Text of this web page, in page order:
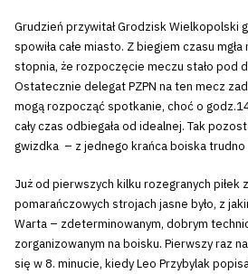
Grudzień przywitał Grodzisk Wielkopolski
spowiła całe miasto. Z biegiem czasu
stopnia, że rozpoczęcie meczu stało pod
Ostatecznie delegat PZPN na ten mecz
mogą rozpocząć spotkanie, choć o
cały czas odbiegała od idealnej. Tak
gwizdka – z jednego krańca boiska trudno
Już od pierwszych kilku rozegranych piłek
pomarańczowych strojach jasne było, z
Warta – zdeterminowanym, dobrym
zorganizowanym na boisku. Pierwszy raz
się w 8. minucie, kiedy Leo Przybylak